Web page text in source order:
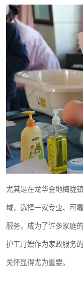
尤其是在龙华金地梅陇
域，选择一家专业、可
服务，成为了许多家庭的
护工月嫂作为家政服务
关怀显得尤为重要。